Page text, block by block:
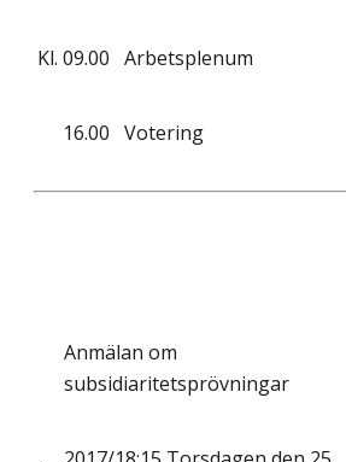
Kl. 09.00 Arbetsplenum
16.00 Votering
Anmälan om
subsidiaritetsprövningar